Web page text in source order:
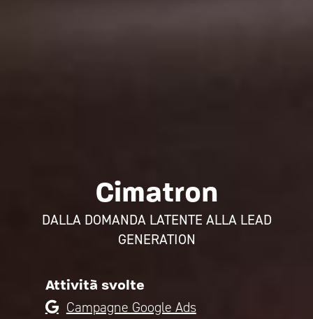
Cimatron
DALLA DOMANDA LATENTE ALLA LEAD
GENERATION
Attività svolte
Campagne Google Ads